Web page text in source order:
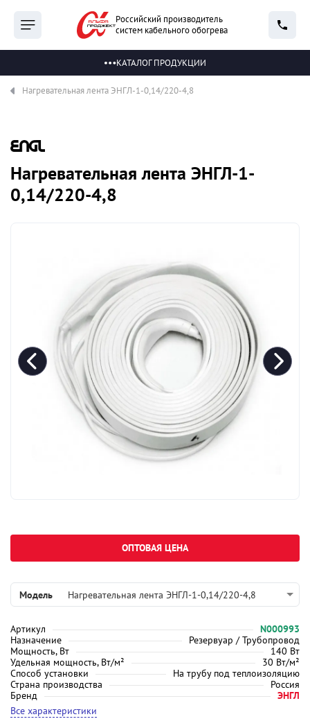
Российский производитель
систем кабельного обогрева
КАТАЛОГ ПРОДУКЦИИ
Нагревательная лента ЭНГЛ-1-0,14/220-4,8
Нагревательная лента ЭНГЛ-1-
0,14/220-4,8
Модель Нагревательная лента ЭНГЛ-1-0,14/220-4,8
Артикул
N000993
Назначение
Резервуар / Трубопровод
Мощность, Вт
140 Вт
Удельная мощность, Вт/м²
30 Вт/м²
Способ установки
На трубу под теплоизоляцию
Страна производства
Россия
Бренд
ЭНГЛ
Все характеристики
ОПТОВАЯ ЦЕНА